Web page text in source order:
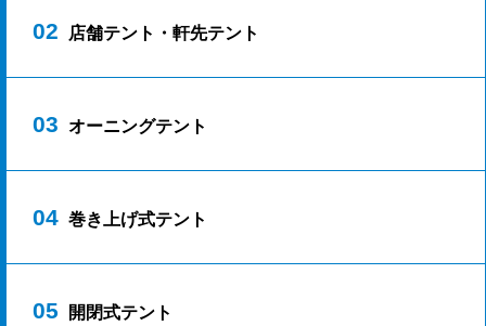
02 店舗テント・軒先テント
03 オーニングテント
04 巻き上げ式テント
05 開閉式テント